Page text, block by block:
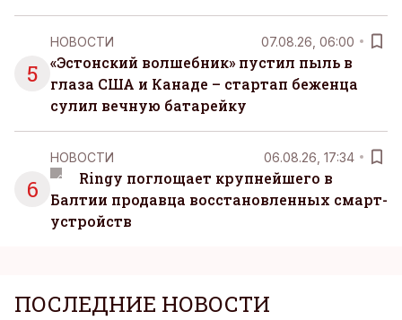
5
НОВОСТИ 07.08.26, 06:00
«Эстонский волшебник» пустил пыль в
глаза США и Канаде – стартап беженца
сулил вечную батарейку
6
НОВОСТИ 06.08.26, 17:34
Ringy поглощает крупнейшего в
Балтии продавца восстановленных смарт-
устройств
ПОСЛЕДНИЕ НОВОСТИ